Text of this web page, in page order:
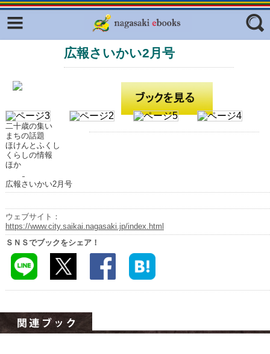
フリーワード
ジャンル
広報さいかい2月号
二十歳の集い
まちの話題
ほけんとふくし
くらしの情報
ほか
広報さいかい2月号
ウェブサイト：
https://www.city.saikai.nagasaki.jp/index.html
ＳＮＳでブックをシェア！
Facebook
ふくいろキラリプロジェクト
ラリー（TOKYO Brochures）
はじめてご利用される方へ
コンテンツ
明治日本の産業革命遺産
長崎と天草地方の潜伏キリシタン
関連遺産
大学・専門学校ナビ
ハイスクールナビ
いきebooks